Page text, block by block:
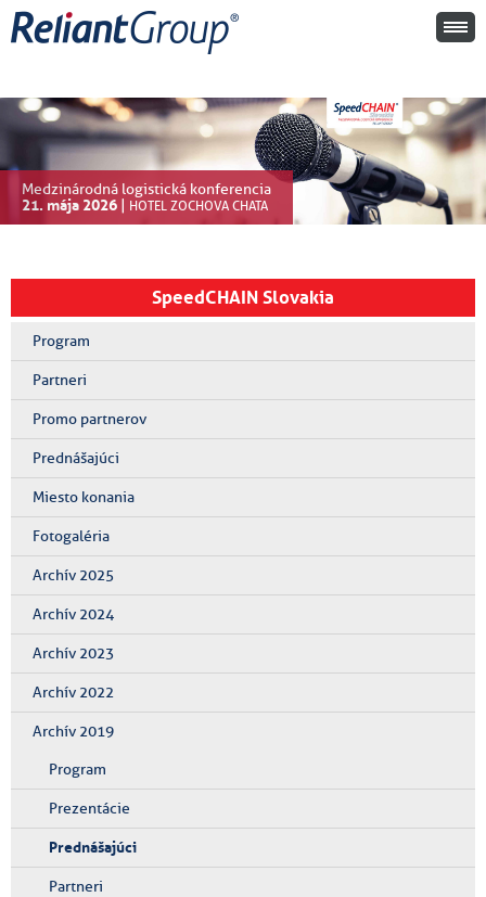
Medzinárodná logistická konferencia
21. mája 2026 | HOTEL ZOCHOVA CHATA
SpeedCHAIN Slovakia
Program
Partneri
Promo partnerov
Prednášajúci
Miesto konania
Fotogaléria
Archív 2025
Archív 2024
Archív 2023
Archív 2022
Archív 2019
Program
Prezentácie
Prednášajúci
Partneri